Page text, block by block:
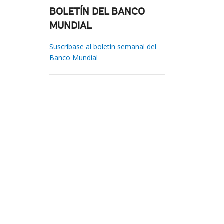
BOLETÍN DEL BANCO
MUNDIAL
Suscríbase al boletín semanal del
Banco Mundial